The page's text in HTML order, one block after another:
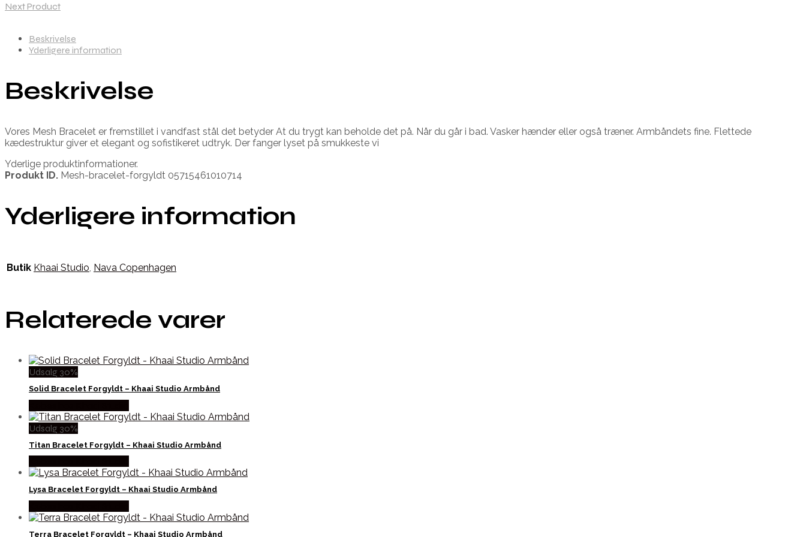
Next Product
Beskrivelse
Yderligere information
Beskrivelse
Vores Mesh Bracelet er fremstillet i vandfast stål det betyder At du trygt kan beholde det på. Når du går i bad. Vasker hænder eller også træner. Armbåndets fine. Flettede
kædestruktur giver et elegant og sofistikeret udtryk. Der fanger lyset på smukkeste vi
Yderlige produktinformationer.
Produkt ID. Mesh-bracelet-forgyldt 05715461010714
Yderligere information
Butik Khaai Studio, Nava Copenhagen
Relaterede varer
Udsalg 30%
Solid Bracelet Forgyldt – Khaai Studio Armbånd
Udsalg 30%
Titan Bracelet Forgyldt – Khaai Studio Armbånd
Lysa Bracelet Forgyldt – Khaai Studio Armbånd
Terra Bracelet Forgyldt – Khaai Studio Armbånd